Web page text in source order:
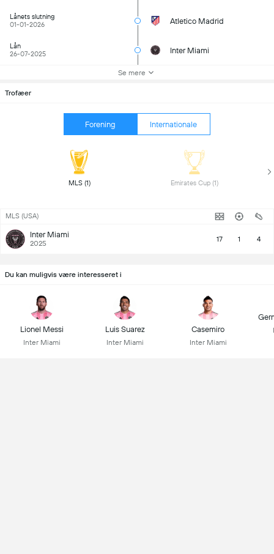
Lånets slutning
01-01-2026
Atletico Madrid
Lån
26-07-2025
Inter Miami
Se mere
Trofæer
Forening Internationale
MLS (1)
MLS (USA)
Inter Miami
2025 17 1 4
Du kan muligvis være interesseret i
Lionel Messi
Inter Miami
Luis Suarez
Inter Miami
Casemiro
Inter Miami